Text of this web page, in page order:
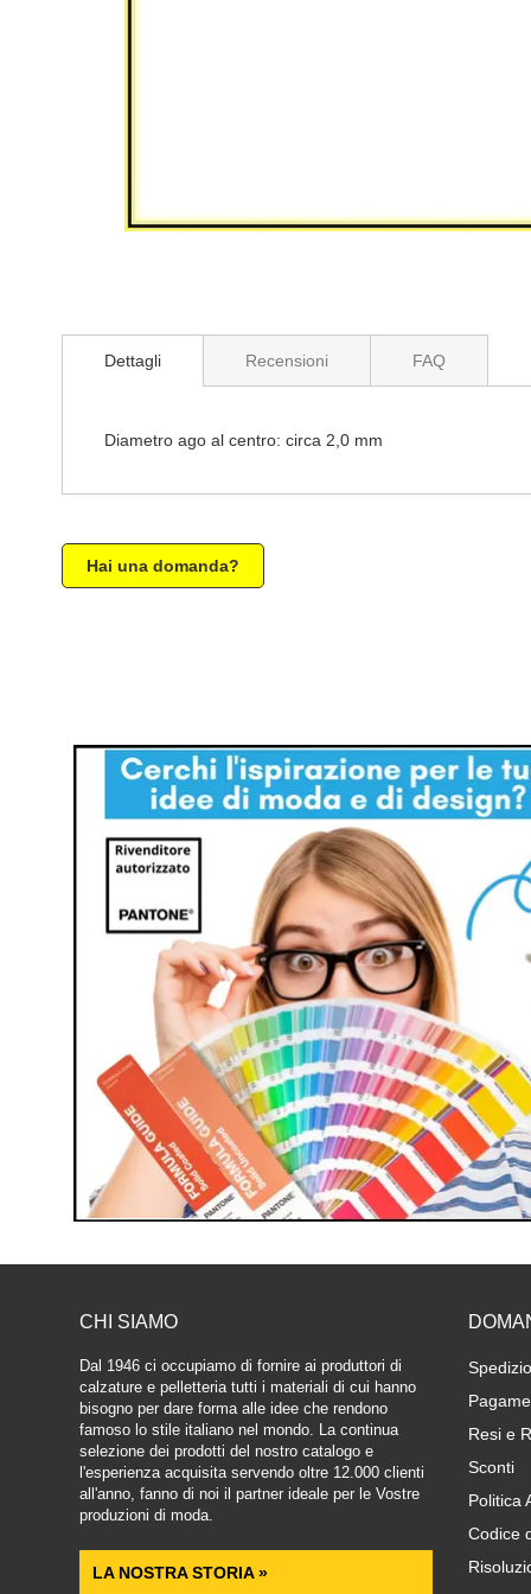
all'inizio
Dettagli
Diametro ago al centro: circa 2,0 mm
Recensioni FAQ
Hai una domanda?
CHI SIAMO
Dal 1946 ci occupiamo di fornire ai produttori di
calzature e pelletteria tutti i materiali di cui hanno
bisogno per dare forma alle idee che rendono
famoso lo stile italiano nel mondo. La continua
selezione dei prodotti del nostro catalogo e
l'esperienza acquisita servendo oltre 12.000 clienti
all'anno, fanno di noi il partner ideale per le Vostre
produzioni di moda.
LA NOSTRA STORIA »
Resi e
Sconti
Politica
Codice